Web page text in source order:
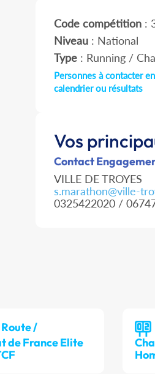
Code compétition:
Niveau: National
Type: Running /
Personnes à contacter
calendrier ou résultats
Vos
Contact
VILLE DE TROYES
s.marathon@ville-
0325422020 /
/
de France Elite